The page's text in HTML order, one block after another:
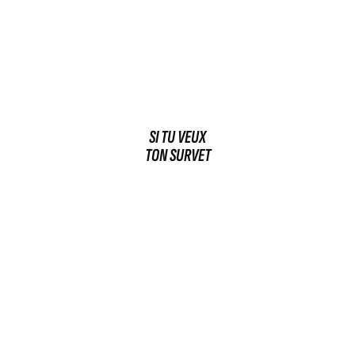
SI TU VEUX
TON SURVET